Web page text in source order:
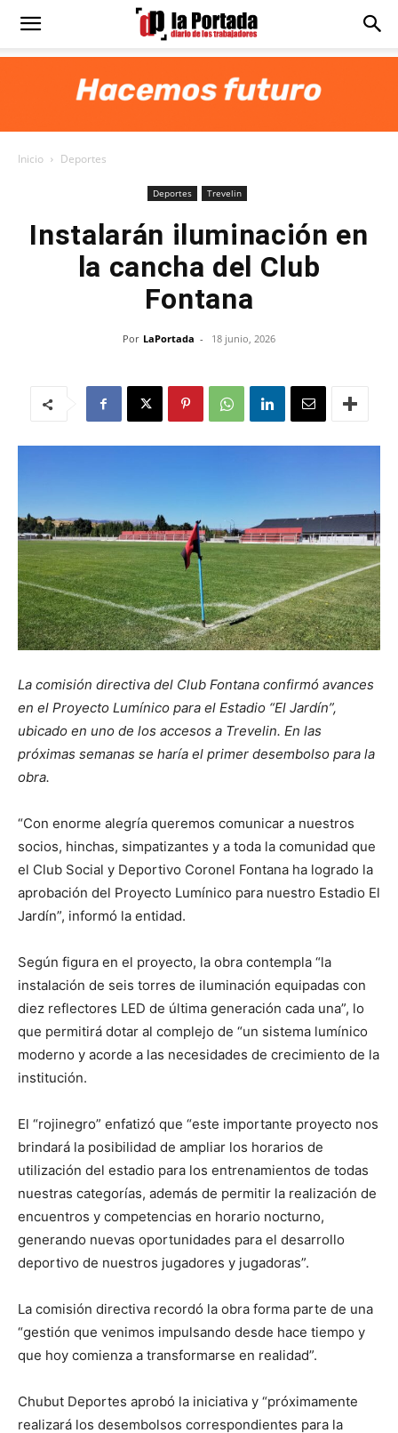
Diario
Inicio Deportes
Deportes Trevelin
Instalarán iluminación en
la cancha del Club
Fontana
Por LaPortada - 18 junio, 2026
La comisión directiva del Club Fontana confirmó avances
en el Proyecto Lumínico para el Estadio “El Jardín”,
ubicado en uno de los accesos a Trevelin. En las
próximas semanas se haría el primer desembolso para la
obra.
“Con enorme alegría queremos comunicar a nuestros
socios, hinchas, simpatizantes y a toda la comunidad que
el Club Social y Deportivo Coronel Fontana ha logrado la
aprobación del Proyecto Lumínico para nuestro Estadio El
Jardín”, informó la entidad.
Según figura en el proyecto, la obra contempla “la
instalación de seis torres de iluminación equipadas con
diez reflectores LED de última generación cada una”, lo
que permitirá dotar al complejo de “un sistema lumínico
moderno y acorde a las necesidades de crecimiento de la
institución.
El “rojinegro” enfatizó que “este importante proyecto nos
brindará la posibilidad de ampliar los horarios de
utilización del estadio para los entrenamientos de todas
nuestras categorías, además de permitir la realización de
encuentros y competencias en horario nocturno,
generando nuevas oportunidades para el desarrollo
deportivo de nuestros jugadores y jugadoras”.
La comisión directiva recordó la obra forma parte de una
“gestión que venimos impulsando desde hace tiempo y
que hoy comienza a transformarse en realidad”.
Chubut Deportes aprobó la iniciativa y “próximamente
realizará los desembolsos correspondientes para la